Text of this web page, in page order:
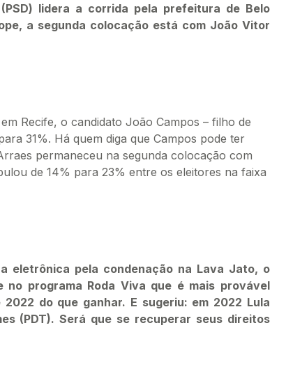
lidera a corrida pela prefeitura de Belo
a segunda colocação está com João Vitor
Recife, o candidato João Campos – filho de
31%. Há quem diga que Campos pode ter
permaneceu na segunda colocação com
de 14% para 23% entre os eleitores na faixa
eletrônica pela condenação na Lava Jato, o
no programa Roda Viva que é mais provável
do que ganhar. E sugeriu: em 2022 Lula
(PDT). Será que se recuperar seus direitos